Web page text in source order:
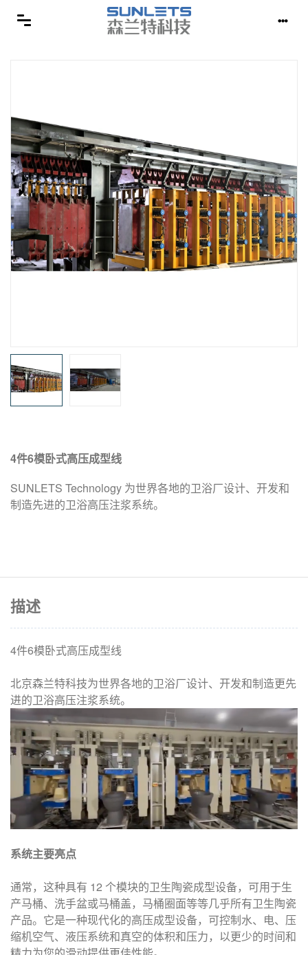
4件6模卧式高压成型线
SUNLETS Technology 为世界各地的卫浴厂设计、开发和
制造先进的卫浴高压注浆系统。
描述
4件6模卧式高压成型线
北京森兰特科技为世界各地的卫浴厂设计、开发和制造更先
进的卫浴高压注浆系统。
系统主要亮点
通常，这种具有 12 个模块的卫生陶瓷成型设备，可用于生
产马桶、洗手盆或马桶盖，马桶圈面等等几乎所有卫生陶瓷
产品。它是一种现代化的高压成型设备，可控制水、电、压
缩机空气、液压系统和真空的体积和压力，以更少的时间和